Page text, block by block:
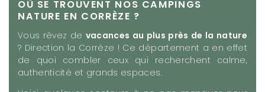
OÙ SE TROUVENT NOS CAMPINGS
NATURE EN CORRÈZE ?
Vous rêvez de vacances au plus près de la nature
? Direction la Corrèze ! Ce département a en effet
de quoi combler ceux qui recherchent calme,
authenticité et grands espaces.